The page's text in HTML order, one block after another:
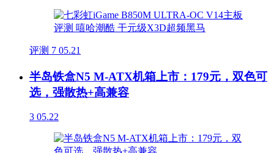
评测 7 05.21
半岛铁盒N5 M-ATX机箱上市：179元，双色可
选，强散热+高兼容
3 05.22